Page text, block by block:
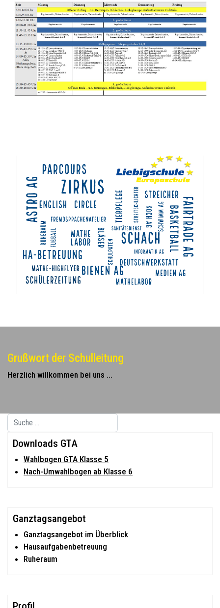
Grußwort der Schulleitung
Herzlich willkommen bei uns ...
Suchen
Type 2 or more characters for results.
Downloads GTA
Wahlbogen GTA Klasse 5
Nach-Umwahlbogen ab Klasse 6
Ganztagsangebot
Ganztagsangebot im Überblick
Hausaufgabenbetreuung
Ruheraum